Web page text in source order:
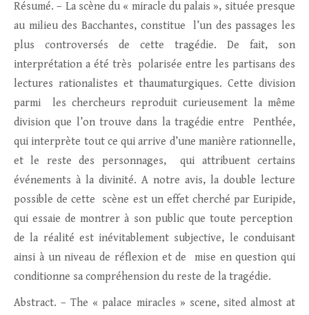
Résumé. – La scène du « miracle du palais », située presque
au milieu des Bacchantes, constitue l’un des passages les
plus controversés de cette tragédie. De fait, son
interprétation a été très polarisée entre les partisans des
lectures rationalistes et thaumaturgiques. Cette division
parmi les chercheurs reproduit curieusement la même
division que l’on trouve dans la tragédie entre Penthée,
qui interprète tout ce qui arrive d’une manière rationnelle,
et le reste des personnages, qui attribuent certains
événements à la divinité. A notre avis, la double lecture
possible de cette scène est un effet cherché par Euripide,
qui essaie de montrer à son public que toute perception
de la réalité est inévitablement subjective, le conduisant
ainsi à un niveau de réflexion et de mise en question qui
conditionne sa compréhension du reste de la tragédie.
Abstract. – The « palace miracles » scene, sited almost at